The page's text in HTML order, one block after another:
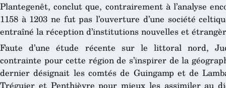
Plantegenêt, conclut que, contrairement à l’analyse
1158 à 1203 ne fut pas l’ouverture d’une société
entraîné la réception d’institutions nouvelles et
Faute d’une étude récente sur le littoral nord,
contrainte pour cette région de s’inspirer de la
dernier désignait les comtés de Guingamp et de
Tréguier et Penthièvre pour mieux les assimiler au